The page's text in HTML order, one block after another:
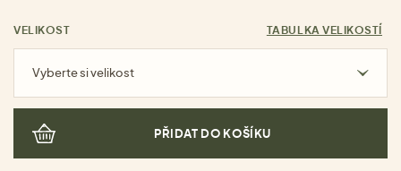
VELIKOST TABULKA VELIKOSTÍ
Vyberte si velikost
PŘIDAT DO KOŠÍKU